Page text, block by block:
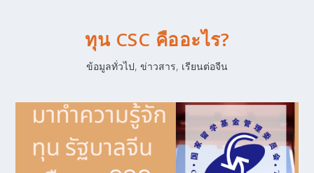
ทุน CSC คืออะไร?
ข้อมูลทั่วไป, ข่าวสาร, เรียนต่อจีน